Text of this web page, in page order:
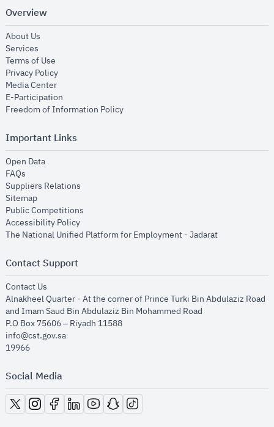
Overview
About Us
Services
Terms of Use
Privacy Policyopens in new window
Media Centeropens in new window
E-Participation
Freedom of Information Policyopens in new window
Important Links
Open Dataopens in new window
FAQs
Suppliers Relations
Sitemapopens in new window
Public Competitions
Accessibility Policyopens in new window
The National Unified Platform for Employment - Jadaratopens in new
Contact Support
Contact Us
Alnakheel Quarter - At the corner of Prince Turki Bin Abdulaziz Road
and Imam Saud Bin Abdulaziz Bin Mohammed Road​
P.O Box 75606 – Riyadh 11588
info@cst.gov.sa
19966
Social Media
opens in new window
opens in new window
opens in new window
opens in new window
opens in new window
opens in new window
opens in new window